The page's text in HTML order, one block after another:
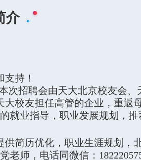
介
持！
次招聘会由天大北京校友会
校友担任高管的企业，重返
就业指导，职业发展规划，
简历优化，职业生涯规划，
老师，电话同微信：